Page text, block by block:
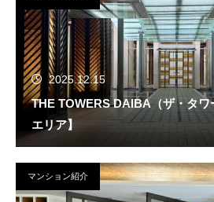
2025.12.15
THE TOWERS DAIBA（ザ・タワ
エリア】
マンション紹介